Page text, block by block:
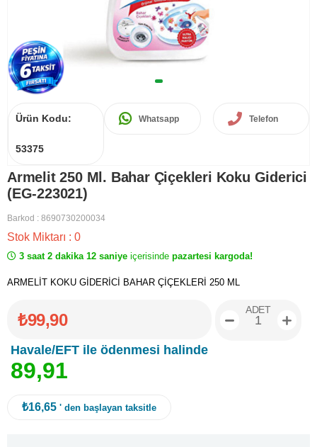
Ürün Kodu:
53375
Whatsapp Telefon
Armelit 250 Ml. Bahar Çiçekleri Koku Giderici
(EG-223021)
Barkod : 8690730200034
Stok Miktarı : 0
3 saat 2 dakika 11 saniye içerisindepazartesi kargoda!
ARMELİT KOKU GİDERİCİ BAHAR ÇİÇEKLERİ 250 ML
₺99,90
Havale/EFT ile ödenmesi halinde
89,91
ADET
₺16,65 ' den başlayan taksitle